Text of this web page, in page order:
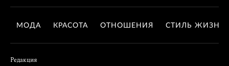
МОДА КРАСОТА ОТНОШЕНИЯ СТИЛЬ ЖИЗНИ
Редакция